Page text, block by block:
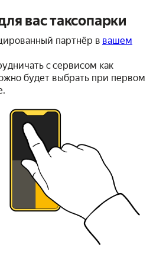
вас таксопарки
партнёр в вашем
с сервисом как
будет выбрать при первом